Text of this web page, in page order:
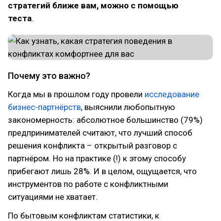
стратегий ближе вам, можно с помощью
теста.
Почему это важно?
Когда мы в прошлом году провели исследование
бизнес-партнёрств, выяснили любопытную
закономерность: абсолютное большинство (79%)
предпринимателей считают, что лучший способ
решения конфликта – открытый разговор с
партнёром. Но на практике (!) к этому способу
прибегают лишь 28%. И в целом, ощущается, что
инструментов по работе с конфликтными
ситуациями не хватает.
По бытовым конфликтам статистики, к